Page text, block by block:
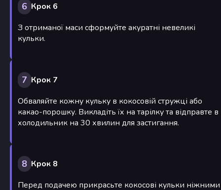
6 Крок 6
З отриманої маси сформуйте акуратні невеликі
кульки.
7 Крок 7
Обваляйте кожну кульку в кокосовій стружці або
какао-порошку. Викладіть їх на тарілку та відправте в
холодильник на 30 хвилин для застигання.
8 Крок 8
Перед подачею прикрасьте кокосові кульки ніжними